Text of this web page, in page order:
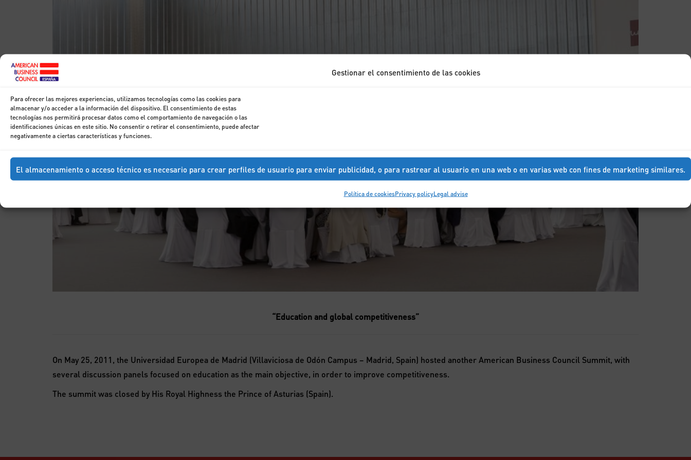
Gestionar el consentimiento de las cookies
Para ofrecer las mejores experiencias, utilizamos tecnologías como las cookies para
almacenar y/o acceder a la información del dispositivo. El consentimiento de estas
tecnologías nos permitirá procesar datos como el comportamiento de navegación o las
identificaciones únicas en este sitio. No consentir o retirar el consentimiento, puede afectar
negativamente a ciertas características y funciones.
El almacenamiento o acceso técnico es necesario para crear perfiles de usuario para enviar publicidad, o para rastrear al usuario en una web o en varias web con fines de marketing similares.
Política de cookiesPrivacy policyLegal advise
“Education and global competitiveness”
On May 25, 2011, the Universidad Europea de Madrid (Villaviciosa de Odón Campus – Madrid, Spain) hosted another American Business Council Summit, with
several discussion panels focused on education as the main objective, in order to improve competitiveness.
The summit was closed by His Royal Highness the Prince of Asturias (Spain).